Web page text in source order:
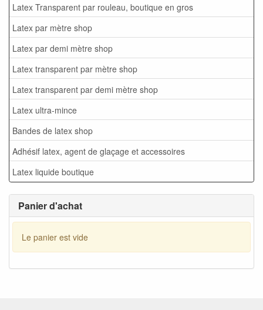
Latex Transparent par rouleau, boutique en gros
Latex par mètre shop
Latex par demi mètre shop
Latex transparent par mètre shop
Latex transparent par demi mètre shop
Latex ultra-mince
Bandes de latex shop
Adhésif latex, agent de glaçage et accessoires
Latex liquide boutique
Panier d'achat
Le panier est vide